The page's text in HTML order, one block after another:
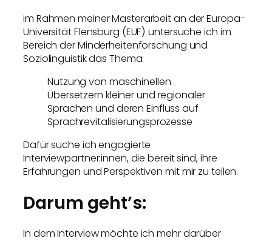
im Rahmen meiner Masterarbeit an der Europa-
Universität Flensburg (EUF) untersuche ich im
Bereich der Minderheitenforschung und
Soziolinguistik das Thema:
Nutzung von maschinellen
Übersetzern kleiner und regionaler
Sprachen und deren Einfluss auf
Sprachrevitalisierungsprozesse
Dafür suche ich engagierte
Interviewpartner:innen, die bereit sind, ihre
Erfahrungen und Perspektiven mit mir zu teilen.
Darum geht’s:
In dem Interview möchte ich mehr darüber